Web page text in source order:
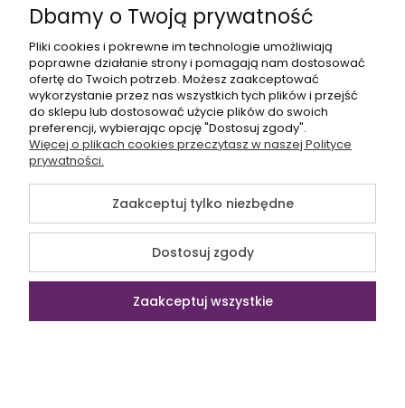
WITTCHEN 99-4Y-207-4
169,00 zł 429,00 zł
Do koszyka
Dbamy o Twoją prywatność
Pliki cookies i pokrewne im technologie umożliwiają
poprawne działanie strony i pomagają nam dostosować
ofertę do Twoich potrzeb. Możesz zaakceptować
wykorzystanie przez nas wszystkich tych plików i przejść
do sklepu lub dostosować użycie plików do swoich
preferencji, wybierając opcję "Dostosuj zgody".
Więcej o plikach cookies przeczytasz w naszej Polityce
prywatności.
Zaakceptuj tylko niezbędne
Dostosuj zgody
Zaakceptuj wszystkie